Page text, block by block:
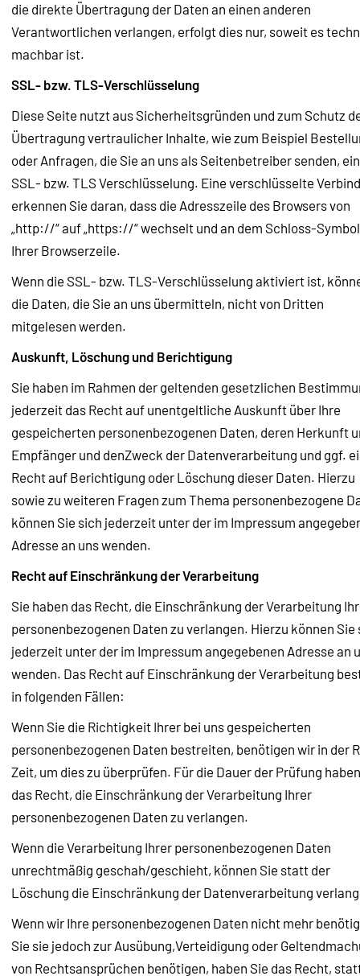
die direkte Übertragung der Daten an einen anderen
Verantwortlichen verlangen, erfolgt dies nur, soweit es
machbar ist.
SSL- bzw. TLS-Verschlüsselung
Diese Seite nutzt aus Sicherheitsgründen und zum Schutz
Übertragung vertraulicher Inhalte, wie zum Beispiel
oder Anfragen, die Sie an uns als Seitenbetreiber senden,
SSL- bzw. TLS Verschlüsselung. Eine verschlüsselte
erkennen Sie daran, dass die Adresszeile des Browsers von
„http://“ auf „https://“ wechselt und an dem Schloss-
Ihrer Browserzeile.
Wenn die SSL- bzw. TLS-Verschlüsselung aktiviert ist,
die Daten, die Sie an uns übermitteln, nicht von Dritten
mitgelesen werden.
Auskunft, Löschung und Berichtigung
Sie haben im Rahmen der geltenden gesetzlichen
jederzeit das Recht auf unentgeltliche Auskunft über Ihre
gespeicherten personenbezogenen Daten, deren Herkunft
Empfänger und denZweck der Datenverarbeitung und ggf.
Recht auf Berichtigung oder Löschung dieser Daten. Hierzu
sowie zu weiteren Fragen zum Thema personenbezogene
können Sie sich jederzeit unter der im Impressum
Adresse an uns wenden.
Recht auf Einschränkung der Verarbeitung
Sie haben das Recht, die Einschränkung der Verarbeitung
personenbezogenen Daten zu verlangen. Hierzu können Sie
jederzeit unter der im Impressum angegebenen Adresse an
wenden. Das Recht auf Einschränkung der Verarbeitung
in folgenden Fällen:
Wenn Sie die Richtigkeit Ihrer bei uns gespeicherten
personenbezogenen Daten bestreiten, benötigen wir in der
Zeit, um dies zu überprüfen. Für die Dauer der Prüfung
das Recht, die Einschränkung der Verarbeitung Ihrer
personenbezogenen Daten zu verlangen.
Wenn die Verarbeitung Ihrer personenbezogenen Daten
unrechtmäßig geschah/geschieht, können Sie statt der
Löschung die Einschränkung der Datenverarbeitung
Wenn wir Ihre personenbezogenen Daten nicht mehr
Sie sie jedoch zur Ausübung,Verteidigung oder
von Rechtsansprüchen benötigen, haben Sie das Recht,